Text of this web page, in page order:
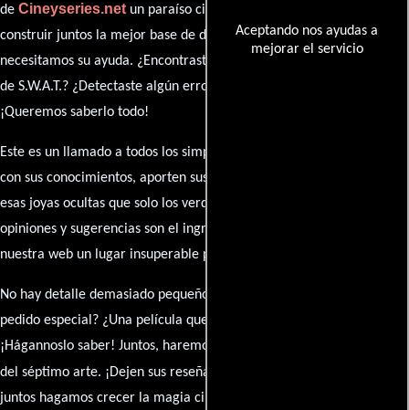
Aceptando nos ayudas a
mejorar el servicio
de Cineyseries.netun paraíso cinéfilo completo. Queremos
construir juntos la mejor base de datos cinematográfica, pero
necesitamos su ayuda. ¿Encontraste algún dato faltante en la ficha
de S.W.A.T.? ¿Detectaste algún error en la sinopsis o el elenco?
¡Queremos saberlo todo!
Este es un llamado a todos los simpatizantes del cine: contribuyan
con sus conocimientos, aporten sus descubrimientos y compartan
esas joyas ocultas que solo los verdaderos fanáticos conocen. Sus
opiniones y sugerencias son el ingrediente secreto que hará de
nuestra web un lugar insuperable para los amantes del celuloide.
No hay detalle demasiado pequeño ni opinión insignificante. ¿Algún
pedido especial? ¿Una película que sueñas con ver reseñada?
¡Hágannoslo saber! Juntos, haremos de esta comunidad el epicentro
del séptimo arte. ¡Dejen sus reseña en la
juntos hagamos crecer la magia cinematográfica!